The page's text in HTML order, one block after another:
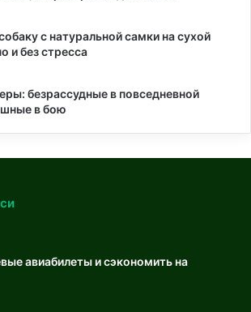
с натуральной самки на сухой
и без стресса
безрассудные в повседневной
в бою
авиабилеты и сэкономить на